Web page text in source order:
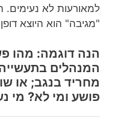
למאורעות לא
"מגיבה" הוא היוצא
הנה דוגמה: מהו
המנהלים
מחריד בנגב; או
פושע ומי לא? מי